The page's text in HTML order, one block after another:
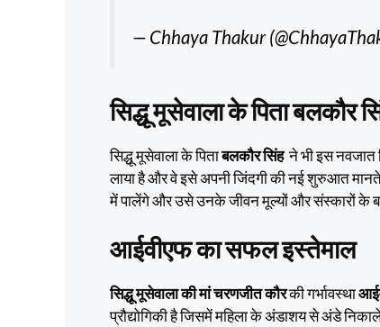
— Chhaya Thakur
सिद्धू मूसेवाला के पिताबलकौर
सिद्धू मूसेवाला के पिताबलकौर सिंहने भी इस नवजात
लाया है और वे इसे अपनी जिंदगी की नई शुरुआत
में पालेंगे और उसे उनके जीवन मूल्यों और संस्कारों के
आईवीएफ का सफल इस्तेमाल
सिद्धू मूसेवाला की मां चरणजीत कौरकी गर्भावस्था
प्रौद्योगिकी है जिसमें महिला के अंडाशय से अंडे